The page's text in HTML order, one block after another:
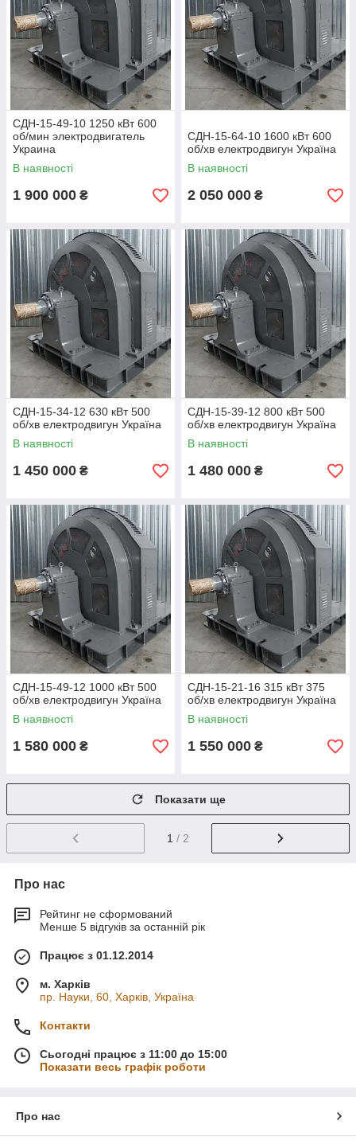
СДН-15-49-10 1250 кВт 600
об/мин электродвигатель
Украина
В наявності
1 900 000 ₴
СДН-15-64-10 1600 кВт 600
об/хв електродвигун Україна
В наявності
2 050 000 ₴
СДН-15-34-12 630 кВт 500
об/хв електродвигун Україна
В наявності
1 450 000 ₴
СДН-15-39-12 800 кВт 500
об/хв електродвигун Україна
В наявності
1 480 000 ₴
СДН-15-49-12 1000 кВт 500
об/хв електродвигун Україна
В наявності
1 580 000 ₴
СДН-15-21-16 315 кВт 375
об/хв електродвигун Україна
В наявності
1 550 000 ₴
Показати ще
1 / 2
Про нас
Рейтинг не сформований
Менше 5 відгуків за останній рік
Працює з 01.12.2014
м. Харків
пр. Науки, 60, Харків, Україна
Контакти
Сьогодні працює з 11:00 до 15:00
Показати весь графік роботи
Про нас